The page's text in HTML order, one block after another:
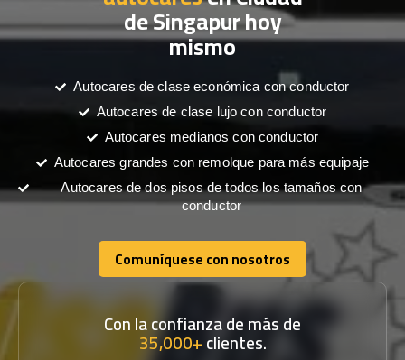
de Singapur hoy
mismo
Autocares de clase económica con conductor
Autocares de clase lujo con conductor
Autocares medianos con conductor
Autocares grandes con remolque para más equipaje
Autocares de dos pisos de todos los tamaños con
conductor
Comuníquese con nosotros
Comuníquese con nosotros
Con la confianza de más de
35,000+clientes.